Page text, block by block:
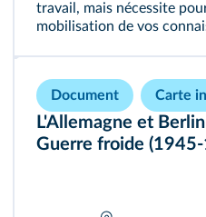
travail, mais nécessite
mobilisation de vos
Document Carte
L'Allemagne et
Guerre froide